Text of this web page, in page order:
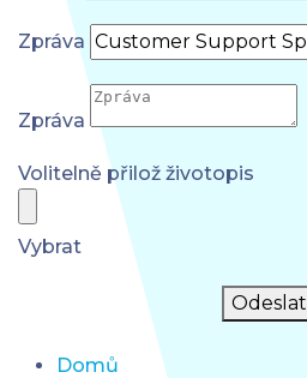
Zpráva
Zpráva
Volitelně přilož životopis
Vybrat
Odeslat
Domů